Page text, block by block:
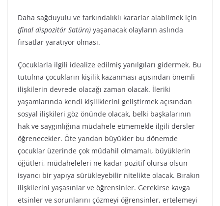
Daha sağduyulu ve farkındalıklı kararlar alabilmek için
(final dispozitör Satürn) yaşanacak olayların aslında
fırsatlar yaratıyor olması.
Çocuklarla ilgili idealize edilmiş yanılgıları gidermek. Bu
tutulma çocukların kişilik kazanması açısından önemli
ilişkilerin devrede olacağı zaman olacak. İleriki
yaşamlarında kendi kişiliklerini geliştirmek açısından
sosyal ilişkileri göz önünde olacak, belki başkalarının
hak ve saygınlığına müdahele etmemekle ilgili dersler
öğrenecekler. Öte yandan büyükler bu dönemde
çocuklar üzerinde çok müdahil olmamalı, büyüklerin
öğütleri, müdaheleleri ne kadar pozitif olursa olsun
isyancı bir yapıya sürükleyebilir nitelikte olacak. Bırakın
ilişkilerini yaşasınlar ve öğrensinler. Gerekirse kavga
etsinler ve sorunlarını çözmeyi öğrensinler, ertelemeyi